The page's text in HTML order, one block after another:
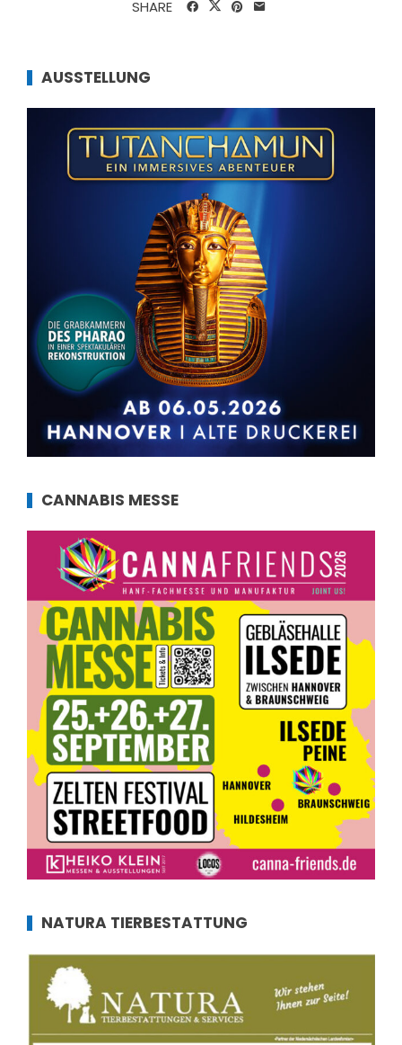
SHARE
AUSSTELLUNG
CANNABIS MESSE
NATURA TIERBESTATTUNG